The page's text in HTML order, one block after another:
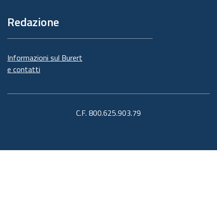
Redazione
Informazioni sul Burert
e contatti
C.F. 800.625.903.79